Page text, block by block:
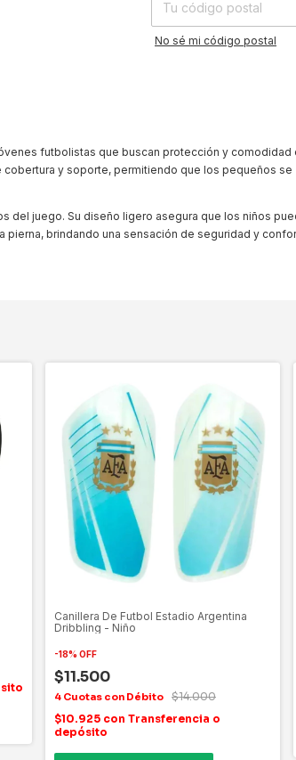
No sé mi código postal
futbolistas que buscan protección y comodidad
y soporte, permitiendo que los pequeños se
del juego. Su diseño ligero asegura que los niños
brindando una sensación de seguridad y
Canillera De Futbol Estadio Argentina
Dribbling - Niño
-18% OFF
$11.500
$14.000
$10.925 con Transferencia o
depósito